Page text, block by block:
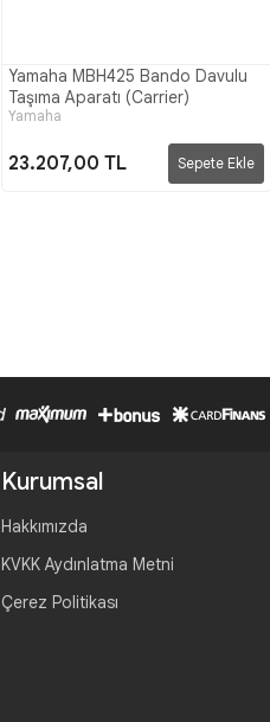
Yamaha MBH425 Bando Davulu
Taşıma Aparatı (Carrier)
Yamaha
23.207,00 TL Sepete Ekle
Kurumsal
Hakkımızda
KVKK Aydınlatma Metni
Çerez Politikası